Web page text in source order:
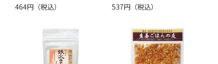
464円（税込）
537円（税込）